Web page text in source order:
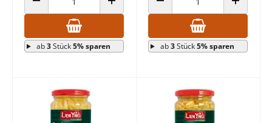
ANZAHL VERRINGERN ANZAHL ERHÖHEN
ab3Stück5% sparen
ANZAHL VERRINGERN ANZAHL
ab3Stück5% sparen